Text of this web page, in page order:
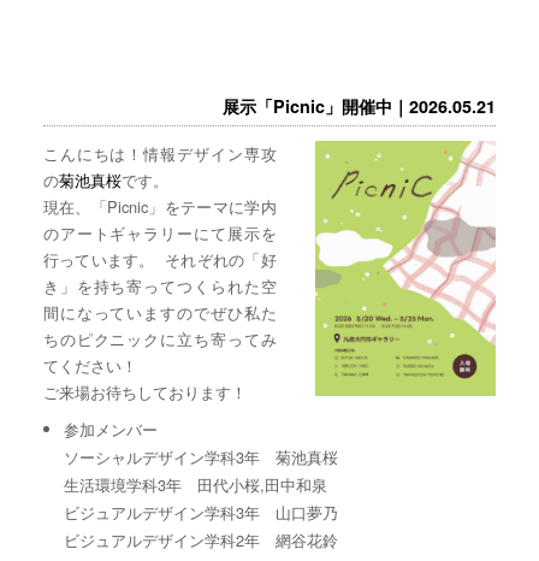
展示「Picnic」開催中｜2026.05.21
こんにちは！情報デザイン専攻
の菊池真桜です。
現在、「Picnic」をテーマに学内
のアートギャラリーにて展示を
行っています。 それぞれの「好
き」を持ち寄ってつくられた空
間になっていますのでぜひ私た
ちのピクニックに立ち寄ってみ
てください！
ご来場お待ちしております！
参加メンバー
ソーシャルデザイン学科3年 菊池真桜
生活環境学科3年 田代小桜,田中和泉
ビジュアルデザイン学科3年 山口夢乃
ビジュアルデザイン学科2年 網谷花鈴